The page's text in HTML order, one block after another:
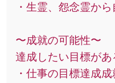
・生霊、怨念霊か
〜成就の可能性〜
達成したい目標があ
・仕事の目標達成